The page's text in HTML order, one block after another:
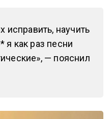
исправить, научить
как раз песни
— пояснил